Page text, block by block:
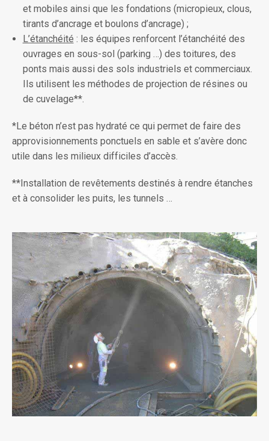
et mobiles ainsi que les fondations (micropieux, clous,
tirants d’ancrage et boulons d’ancrage) ;
L’étanchéité : les équipes renforcent l’étanchéité des
ouvrages en sous-sol (parking …) des toitures, des
ponts mais aussi des sols industriels et commerciaux.
Ils utilisent les méthodes de projection de résines ou
de cuvelage**.
*Le béton n’est pas hydraté ce qui permet de faire des
approvisionnements ponctuels en sable et s’avère donc
utile dans les milieux difficiles d’accès.
**Installation de revêtements destinés à rendre étanches
et à consolider les puits, les tunnels …